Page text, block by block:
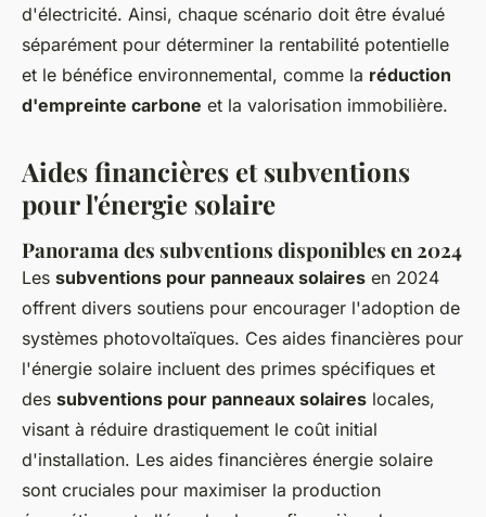
d'électricité. Ainsi, chaque scénario doit être évalué
séparément pour déterminer la rentabilité potentielle
et le bénéfice environnemental, comme la réduction
d'empreinte carbone et la valorisation immobilière.
Aides financières et subventions
pour l'énergie solaire
Panorama des subventions disponibles en 2024
Les subventions pour panneaux solaires en 2024
offrent divers soutiens pour encourager l'adoption de
systèmes photovoltaïques. Ces aides financières pour
l'énergie solaire incluent des primes spécifiques et
des subventions pour panneaux solaires locales,
visant à réduire drastiquement le coût initial
d'installation. Les aides financières énergie solaire
sont cruciales pour maximiser la production